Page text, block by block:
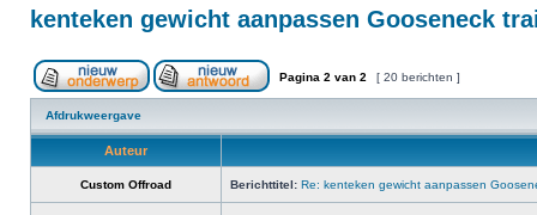
kenteken gewicht aanpassen Gooseneck
Pagina 2 van 2 [ 20 berichten ]
Afdrukweergave
Auteur
Custom Offroad Berichttitel: Re: kenteken gewicht aanpassen